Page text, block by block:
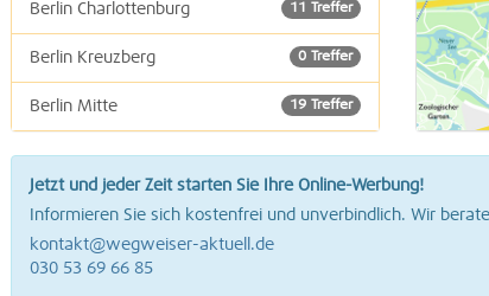
Alternative Therapiemethoden
Sportvereine
Ernährungsberatung, Gesundheitsberatung
11 Treffer
Berlin Charlottenburg
0 Treffer
Berlin Kreuzberg
19 Treffer
Berlin Mitte
7 Treffer
Berlin Schöneberg
Berlin Wedding
Berlin Wilmersdorf
Jetzt und jeder Zeit starten Sie Ihre Online-Werbung!
Informieren Sie sich kostenfrei und unverbindlich. Wir
kontakt@wegweiser-aktuell.de
030 53 69 66 85